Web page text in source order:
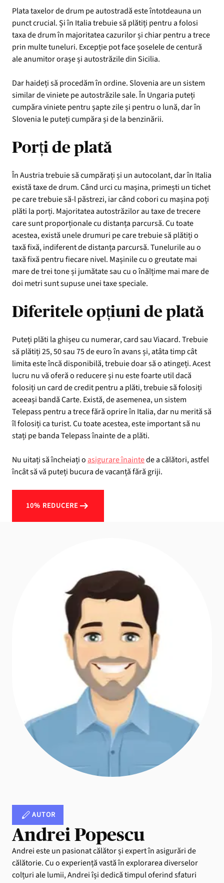
Plata taxelor de drum pe autostradă este întotdeauna un
punct crucial. Și în Italia trebuie să plătiți pentru a folosi
taxa de drum în majoritatea cazurilor și chiar pentru a trece
prin multe tuneluri. Excepție pot face șoselele de centură
ale anumitor orașe și autostrăzile din Sicilia.
Dar haideți să procedăm în ordine. Slovenia are un sistem
similar de viniete pe autostrăzile sale. În Ungaria puteți
cumpăra viniete pentru șapte zile și pentru o lună, dar în
Slovenia le puteți cumpăra și de la benzinării.
Porți de plată
În Austria trebuie să cumpărați și un autocolant, dar în Italia
există taxe de drum. Când urci cu mașina, primești un tichet
pe care trebuie să-l păstrezi, iar când cobori cu mașina poți
plăti la porți. Majoritatea autostrăzilor au taxe de trecere
care sunt proporționale cu distanța parcursă. Cu toate
acestea, există unele drumuri pe care trebuie să plătiți o
taxă fixă, indiferent de distanța parcursă. Tunelurile au o
taxă fixă pentru fiecare nivel. Mașinile cu o greutate mai
mare de trei tone și jumătate sau cu o înălțime mai mare de
doi metri sunt supuse unei taxe speciale.
Diferitele opțiuni de plată
Puteți plăti la ghișeu cu numerar, card sau Viacard. Trebuie
să plătiți 25, 50 sau 75 de euro în avans și, atâta timp cât
limita este încă disponibilă, trebuie doar să o atingeți. Acest
lucru nu vă oferă o reducere și nu este foarte util dacă
folosiți un card de credit pentru a plăti, trebuie să folosiți
aceeași bandă Carte. Există, de asemenea, un sistem
Telepass pentru a trece fără oprire în Italia, dar nu merită să
îl folosiți ca turist. Cu toate acestea, este important să nu
stați pe banda Telepass înainte de a plăti.
Nu uitați să încheiați o asigurare înaintede a călători, astfel
încât să vă puteți bucura de vacanță fără griji.
10% REDUCERE
AUTOR
Andrei Popescu
Andrei este un pasionat călător și expert în asigurări de
călătorie. Cu o experiență vastă în explorarea diverselor
colțuri ale lumii, Andrei își dedică timpul oferind sfaturi